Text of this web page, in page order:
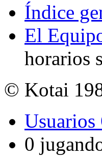
Índice
El
horarios
© Kotai
Usuarios
0